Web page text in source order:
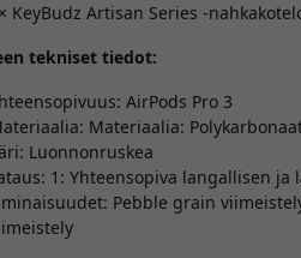
KeyBudz Artisan Series -
tekniset tiedot:
AirPods Pro 3
Materiaalia:
Luonnonruskea
1: Yhteensopiva langallisen
Pebble grain